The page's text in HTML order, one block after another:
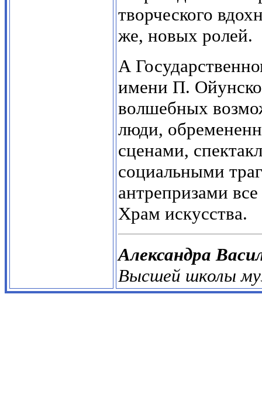
творческого
же, новых ролей.
А
имени П.
волшебных
люди,
сценами,
социальными
антрепризами
Храм искусства.
Александра
Высшей школы